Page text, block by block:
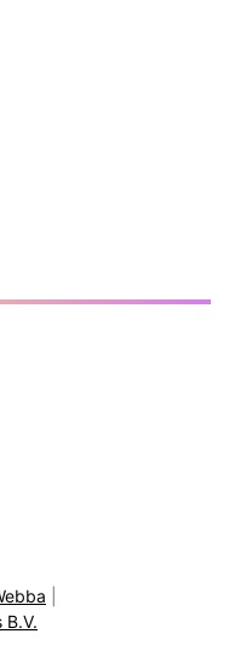
B.V.